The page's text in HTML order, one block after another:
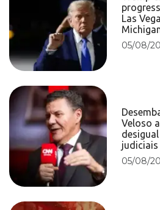
Las
05/08/
Veloso
judiciais
05/08/